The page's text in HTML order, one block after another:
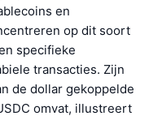
en
op dit soort
specifieke
transacties. Zijn
de dollar gekoppelde
omvat, illustreert